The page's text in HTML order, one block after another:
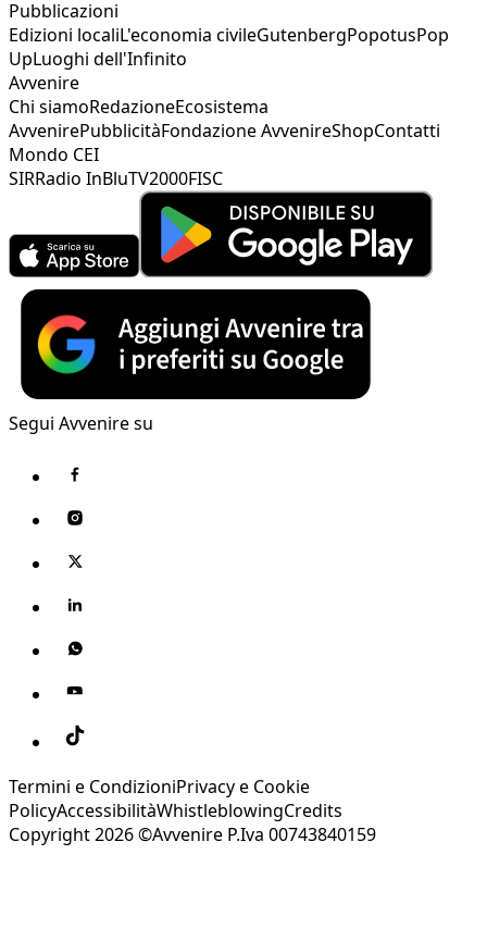
Pubblicazioni
Edizioni localiL'economia civileGutenbergPopotusPop
UpLuoghi dell'Infinito
Avvenire
Chi siamoRedazioneEcosistema
AvvenirePubblicitàFondazione AvvenireShopContatti
Mondo CEI
SIRRadio InBluTV2000FISC
Segui Avvenire su
Termini e CondizioniPrivacy e Cookie
PolicyAccessibilitàWhistleblowingCredits
Copyright 2026 ©Avvenire P.Iva 00743840159